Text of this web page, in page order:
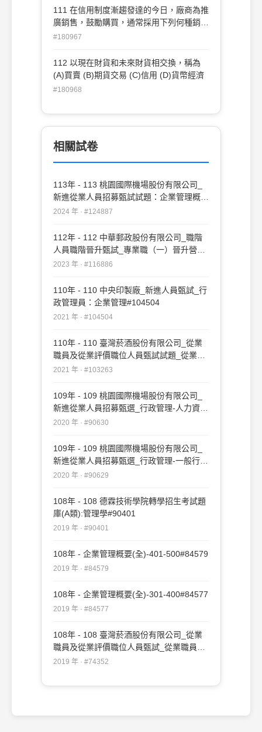
111 在信用制度漸趨發達的今日，廠商為推
廣銷售，鼓勵購買，通常採用下列何種銷售
方式 (A)直接銷售 (B)間接銷售 (C)批發銷售
#180967
112 以現在財貨和未來財貨相交換，稱為
(A)買賣 (B)期貨交易 (C)信用 (D)貨幣經濟
#180968
相關試卷
113年 - 113 桃園國際機場股份有限公司_
新進從業人員招募甄試試題：企業管理概要
#124887
2024 年 · #124887
112年 - 112 中華郵政股份有限公司_職階
人員職階晉升甄試_專業職（一）晉升營運
職：企業管理#116886
2023 年 · #116886
110年 - 110 中央印製廠_新進人員甄試_行
政管理員：企業管理#104504
2021 年 · #104504
110年 - 110 臺灣菸酒股份有限公司_從業
職員及從業評價職位人員甄試試題_從業職
員／行銷企劃、人力資源管理：企業管理
2021 年 · #103263
109年 - 109 桃園國際機場股份有限公司_
新進從業人員招募甄選_行政管理-人力資
源-事務員：企業管理概要#90630
2020 年 · #90630
109年 - 109 桃園國際機場股份有限公司_
新進從業人員招募甄選_行政管理-一般行
政-事務員、身心障礙-一般行政-事務員、
2020 年 · #90629
108年 - 108 德霖技術學院轉學招生考試題
庫(A類):管理學#90401
2019 年 · #90401
108年 - 企業管理概要(全)-401-500#84579
2019 年 · #84579
108年 - 企業管理概要(全)-301-400#84577
2019 年 · #84577
108年 - 108 臺灣菸酒股份有限公司_從業
職員及從業評價職位人員甄試_從業職員／
行銷企劃、企業管理：企業管理#74352
2019 年 · #74352